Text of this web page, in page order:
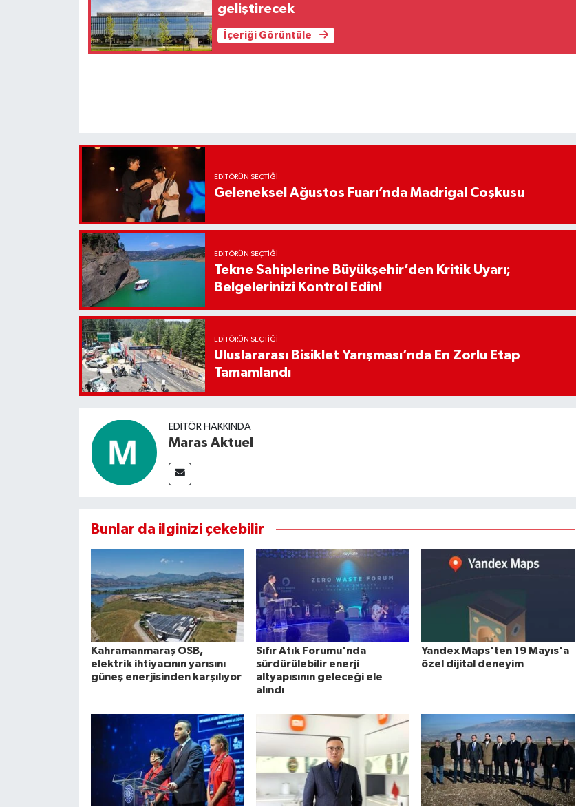
geliştirecek
İçeriği Görüntüle
EDITÖRÜN SEÇTIĞI
Geleneksel Ağustos Fuarı’nda Madrigal Coşkusu
EDITÖRÜN SEÇTIĞI
Tekne Sahiplerine Büyükşehir’den Kritik Uyarı;
Belgelerinizi Kontrol Edin!
EDITÖRÜN SEÇTIĞI
Uluslararası Bisiklet Yarışması’nda En Zorlu Etap
Tamamlandı
EDITÖR HAKKINDA
Maras Aktuel
Bunlar da ilginizi çekebilir
Kahramanmaraş OSB,
elektrik ihtiyacının yarısını
güneş enerjisinden karşılıyor
Sıfır Atık Forumu'nda
sürdürülebilir enerji
altyapısının geleceği ele
alındı
Yandex Maps'ten 19 Mayıs'a
özel dijital deneyim